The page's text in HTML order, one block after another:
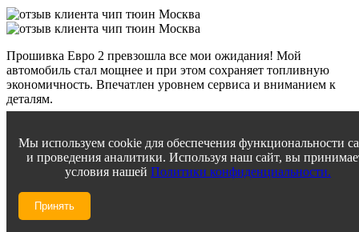
Прошивка Евро 2 превзошла все мои ожидания! Мой
автомобиль стал мощнее и при этом сохраняет топливную
экономичность. Впечатлен уровнем сервиса и вниманием к
деталям.
Константин В.
Мы используем cookie для обеспечения функциональности
и проведения аналитики. Используя наш сайт, вы
условия нашей Политики конфиденциальности.
Принять